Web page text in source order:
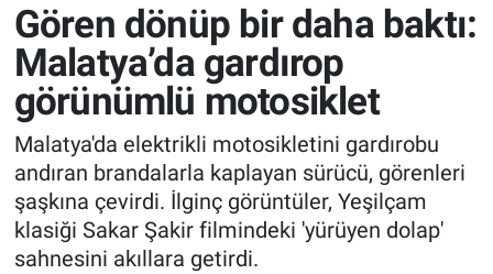
Gören dönüp bir daha baktı:
Malatya’da gardırop
görünümlü motosiklet
Malatya'da elektrikli motosikletini gardırobu
andıran brandalarla kaplayan sürücü, görenleri
şaşkına çevirdi. İlginç görüntüler, Yeşilçam
klasiği Sakar Şakir filmindeki 'yürüyen dolap'
sahnesini akıllara getirdi.
Eğitim
Ekonomi
Genel
Gündem
Kültür-Sanat
Son Dakika Haberleri
Haber Arşivi